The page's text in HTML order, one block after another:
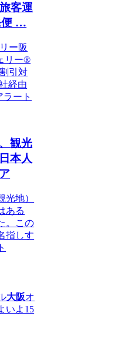
客運
便 …
ー阪
リー®
引対
経由
ラート
観光
本人
地）
ある
。この
指しす
大阪オ
いよ15